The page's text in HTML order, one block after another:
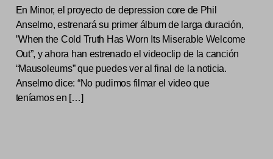
En Minor, el proyecto de depression core de Phil
Anselmo, estrenará su primer álbum de larga duración,
”When the Cold Truth Has Worn Its Miserable Welcome
Out”, y ahora han estrenado el videoclip de la canción
“Mausoleums” que puedes ver al final de la noticia.
Anselmo dice: “No pudimos filmar el video que
teníamos en […]